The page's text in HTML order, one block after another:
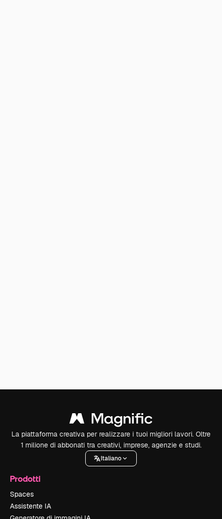
La piattaforma creativa per realizzare i tuoi migliori lavori. Oltre
1 milione di abbonati tra creativi, imprese, agenzie e studi.
Italiano
Prodotti
Spaces
Assistente IA